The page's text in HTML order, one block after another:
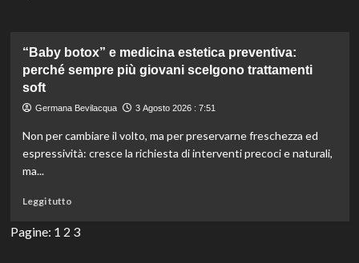
per
schiarire
a
guida
facile
“Baby botox” e medicina estetica preventiva:
perché sempre più giovani scelgono trattamenti
soft
Germana Bevilacqua 3 Agosto 2026 : 7:51
Non per cambiare il volto, ma per preservarne freschezza ed
espressività: cresce la richiesta di interventi precoci e naturali,
ma...
Leggi tuttoLeggi
più
Pagine: 1 2 3